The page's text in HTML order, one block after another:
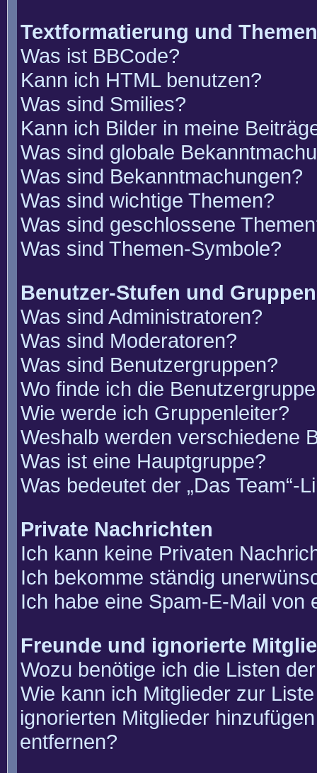
Textformatierung und
Was ist BBCode?
Kann ich HTML benutzen?
Was sind Smilies?
Kann ich Bilder in meine
Was sind globale
Was sind Bekanntmachungen?
Was sind wichtige Themen?
Was sind geschlossene
Was sind Themen-Symbole?
Benutzer-Stufen und Gruppen
Was sind Administratoren?
Was sind Moderatoren?
Was sind Benutzergruppen?
Wo finde ich die
Wie werde ich Gruppenleiter?
Weshalb werden verschiedene
Was ist eine Hauptgruppe?
Was bedeutet der „Das Team“-
Private Nachrichten
Ich kann keine Privaten
Ich bekomme ständig
Ich habe eine Spam-E-Mail von
Freunde und ignorierte
Wozu benötige ich die Listen
Wie kann ich Mitglieder zur
ignorierten Mitglieder
entfernen?